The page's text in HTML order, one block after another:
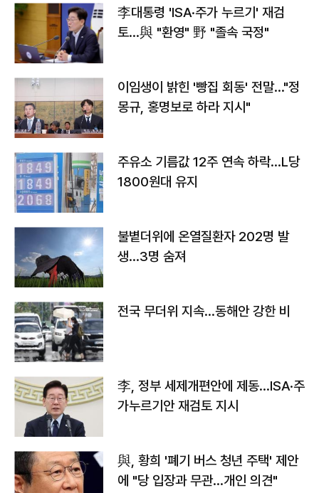
李대통령 'ISA·주가 누르기' 재검
토…與 "환영" 野 "졸속 국정"
이임생이 밝힌 '빵집 회동' 전말…"정
몽규, 홍명보로 하라 지시"
주유소 기름값 12주 연속 하락…L당
1800원대 유지
불볕더위에 온열질환자 202명 발
생…3명 숨져
전국 무더위 지속…동해안 강한 비
李, 정부 세제개편안에 제동…ISA·주
가누르기안 재검토 지시
與, 황희 '폐기 버스 청년 주택' 제안
에 "당 입장과 무관…개인 의견"